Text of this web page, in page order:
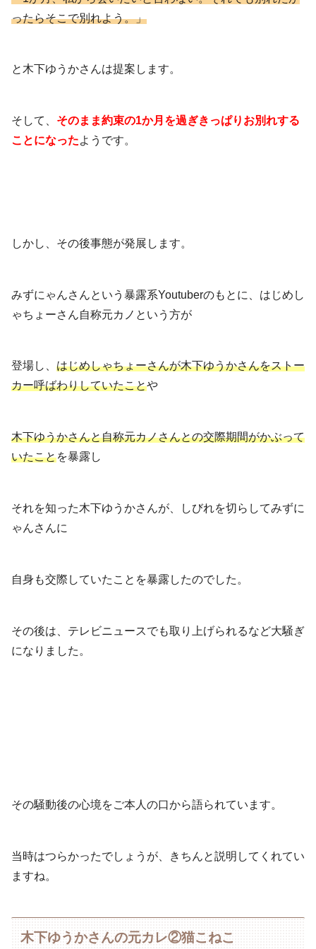
ったらそこで別れよう。」
と木下ゆうかさんは提案します。
そして、 そのまま約束の1か月を過ぎきっぱりお別れする
ことになったようです。
しかし、その後事態が発展します。
みずにゃんさんという暴露系Youtuberのもとに、はじめし
ゃちょーさん自称元カノという方が
登場し、 はじめしゃちょーさんが木下ゆうかさんをストー
カー呼ばわりしていたことや
木下ゆうかさんと自称元カノさんとの交際期間がかぶって
いたことを暴露し
それを知った木下ゆうかさんが、しびれを切らしてみずに
ゃんさんに
自身も交際していたことを暴露したのでした。
その後は、テレビニュースでも取り上げられるなど大騒ぎ
になりました。
その騒動後の心境をご本人の口から語られています。
当時はつらかったでしょうが、きちんと説明してくれてい
ますね。
木下ゆうかさんの元カレ②猫こねこ